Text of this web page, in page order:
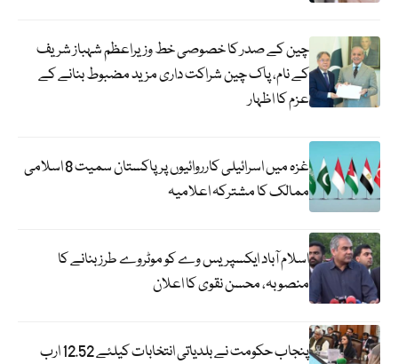
چین کے صدر کا خصوصی خط وزیراعظم شہباز شریف
کے نام، پاک چین شراکت داری مزید مضبوط بنانے کے
عزم کا اظہار
غزہ میں اسرائیلی کارروائیوں پر پاکستان سمیت 8 اسلامی
ممالک کا مشترکہ اعلامیہ
اسلام آباد ایکسپریس وے کو موٹروے طرز بنانے کا
منصوبہ، محسن نقوی کا اعلان
پنجاب حکومت نے بلدیاتی انتخابات کیلئے 12.52 ارب